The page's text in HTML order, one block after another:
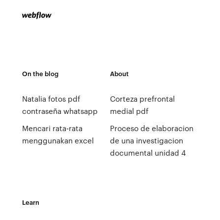
On the blog
Natalia fotos pdf
contraseña whatsapp
Mencari rata-rata
menggunakan excel
About
Corteza prefrontal
medial pdf
Proceso de elaboracion
de una investigacion
documental unidad 4
Learn